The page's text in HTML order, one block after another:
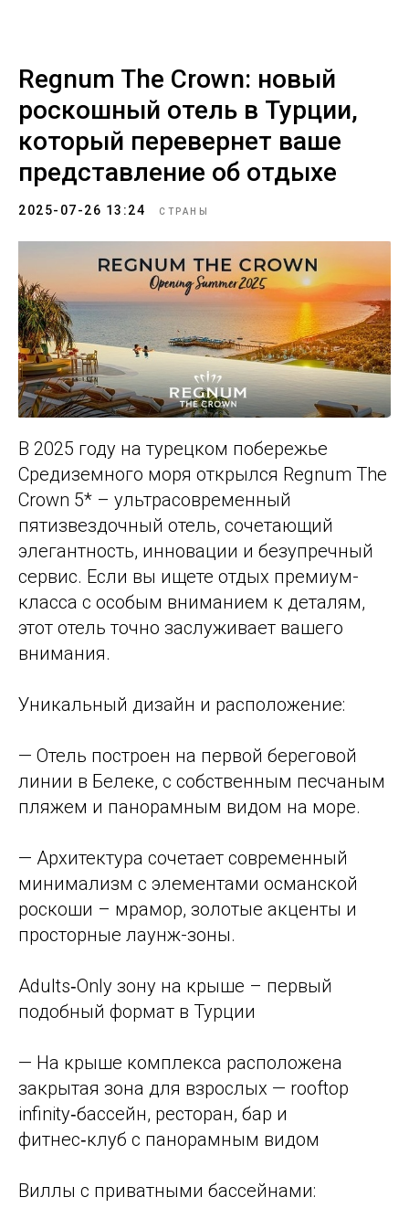
Regnum The Crown: новый
роскошный отель в Турции,
который перевернет ваше
представление об отдыхе
2025-07-26 13:24 СТРАНЫ
В 2025 году на турецком побережье
Средиземного моря открылся Regnum The
Crown 5* – ультрасовременный
пятизвездочный отель, сочетающий
элегантность, инновации и безупречный
сервис. Если вы ищете отдых премиум-
класса с особым вниманием к деталям,
этот отель точно заслуживает вашего
внимания.
Уникальный дизайн и расположение:
— Отель построен на первой береговой
линии в Белеке, с собственным песчаным
пляжем и панорамным видом на море.
— Архитектура сочетает современный
минимализм с элементами османской
роскоши – мрамор, золотые акценты и
просторные лаунж-зоны.
Adults‑Only зону на крыше – первый
подобный формат в Турции
— На крыше комплекса расположена
закрытая зона для взрослых — rooftop
infinity‑бассейн, ресторан, бар и
фитнес‑клуб с панорамным видом
Виллы с приватными бассейнами: